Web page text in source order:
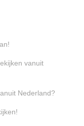
vanuit
Nederland?